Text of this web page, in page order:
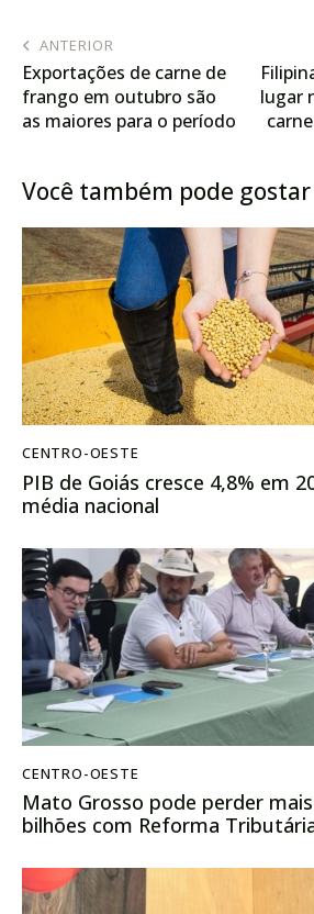
ANTERIOR
Exportações de carne de
frango em outubro são
as maiores para o período
lugar
Você também pode gostar
CENTRO-OESTE
PIB de Goiás cresce 4,8% em
média nacional
CENTRO-OESTE
Mato Grosso pode perder
bilhões com Reforma